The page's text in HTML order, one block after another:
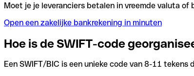
Moet je je leveranciers betalen in vreemde valuta
Open een zakelijke bankrekening in minuten
Hoe is de SWIFT-code
Een SWIFT/BIC is een unieke code van 8-11